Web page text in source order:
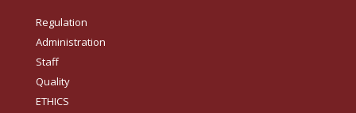
Tenders Results
Invitation to Tender (2021 -
2022)
Regulation
Administration
Staff
Quality
ETHICS